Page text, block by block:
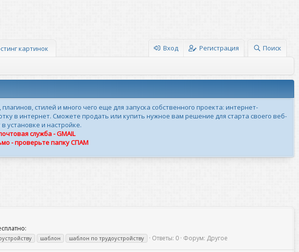
картинок Вход Регистрация Поиск
стилей и много чего еще для запуска собственного проекта: интернет-
в интернет. Сможете продать или купить нужное вам решение для старта своего веб-
установке и настройке.
служба - GMAIL
- проверьте папку СПАМ
шаблон шаблон по трудоустройству Ответы: 0 Форум: Другое